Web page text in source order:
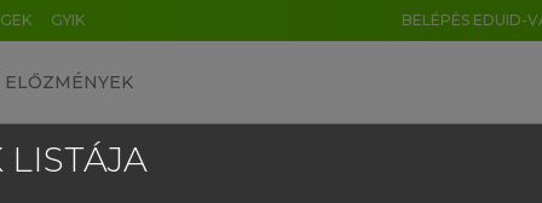
GYIK BELÉPÉS EDUID-
ELŐZMÉNYEK
LISTÁJA